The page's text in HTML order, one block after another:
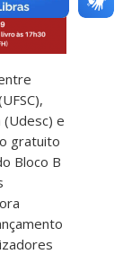
(Udesc) e
gratuito
Bloco B